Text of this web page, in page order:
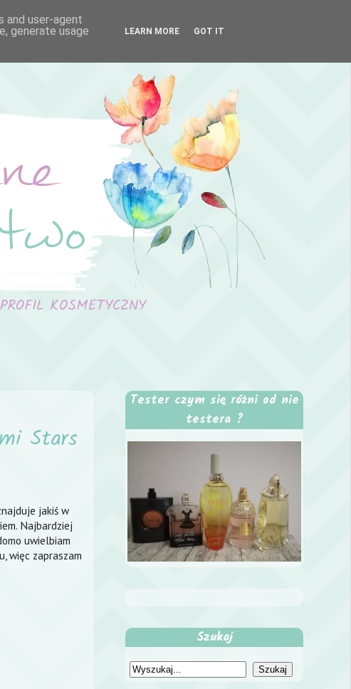
PROFIL KOSMETYCZNY
Stars
jakiś w
Najbardziej
uwielbiam
więc zapraszam
Tester czym się różni od nie
testera ?
Szukaj
and user-agent
generate usage
LEARN MORE GOT IT